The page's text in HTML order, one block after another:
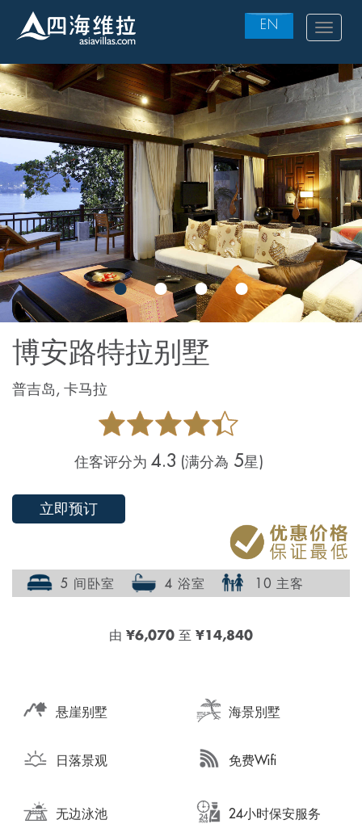
Skip
to
main
content
EN Toggle
博安路特拉别墅
普吉岛, 卡马拉
住客评分为 4.3 (满分為 5星)
立即预订
5 间卧室 4 浴室 10 主客
由 ¥6,070至 ¥14,840
悬崖别墅 海景別墅
日落景观 免费Wifi
无边泳池 24小时保安服务